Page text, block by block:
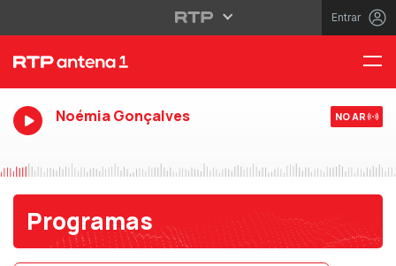
Entrar
Noémia Gonçalves NO AR
Programas